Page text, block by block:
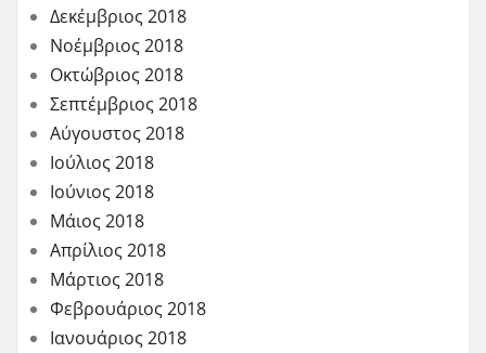
Δεκέμβριος 2018
Νοέμβριος 2018
Οκτώβριος 2018
Σεπτέμβριος 2018
Αύγουστος 2018
Ιούλιος 2018
Ιούνιος 2018
Μάιος 2018
Απρίλιος 2018
Μάρτιος 2018
Φεβρουάριος 2018
Ιανουάριος 2018